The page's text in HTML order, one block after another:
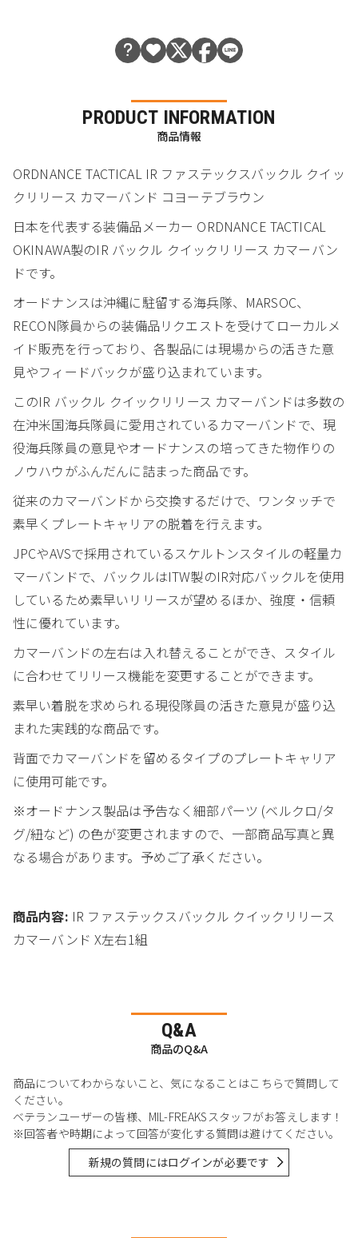
PRODUCT INFORMATION
商品情報
ORDNANCE TACTICAL IR ファステックスバックル クイッ
クリリース カマーバンド コヨーテブラウン
日本を代表する装備品メーカー ORDNANCE TACTICAL
OKINAWA製のIR バックル クイックリリース カマーバン
ドです。
オードナンスは沖縄に駐留する海兵隊、MARSOC、
RECON隊員からの装備品リクエストを受けてローカルメ
イド販売を行っており、各製品には現場からの活きた意
見やフィードバックが盛り込まれています。
このIR バックル クイックリリース カマーバンドは多数の
在沖米国海兵隊員に愛用されているカマーバンドで、現
役海兵隊員の意見やオードナンスの培ってきた物作りの
ノウハウがふんだんに詰まった商品です。
従来のカマーバンドから交換するだけで、ワンタッチで
素早くプレートキャリアの脱着を行えます。
JPCやAVSで採用されているスケルトンスタイルの軽量カ
マーバンドで、バックルはITW製のIR対応バックルを使用
しているため素早いリリースが望めるほか、強度・信頼
性に優れています。
カマーバンドの左右は入れ替えることができ、スタイル
に合わせてリリース機能を変更することができます。
素早い着脱を求められる現役隊員の活きた意見が盛り込
まれた実践的な商品です。
背面でカマーバンドを留めるタイプのプレートキャリア
に使用可能です。
※オードナンス製品は予告なく細部パーツ (ベルクロ/タ
グ/紐など) の色が変更されますので、一部商品写真と異
なる場合があります。予めご了承ください。
商品内容: IR ファステックスバックル クイックリリース
カマーバンド X左右1組
Q&A
商品のQ&A
商品についてわからないこと、気になることはこちらで質問して
ください。
ベテランユーザーの皆様、MIL-FREAKSスタッフがお答えします！
※回答者や時期によって回答が変化する質問は避けてください。
新規の質問にはログインが必要です